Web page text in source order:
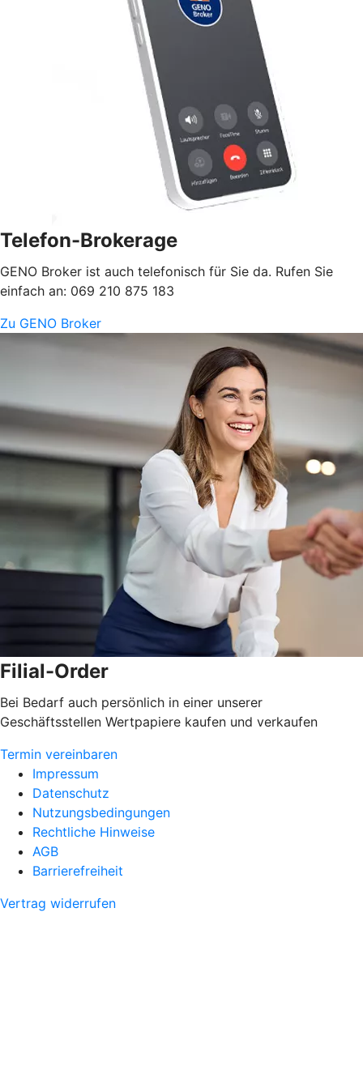
Telefon-Brokerage
GENO Broker ist auch telefonisch für Sie da. Rufen Sie
einfach an: 069 210 875 183
Zu GENO Broker
Filial-Order
Bei Bedarf auch persönlich in einer unserer
Geschäftsstellen Wertpapiere kaufen und verkaufen
Termin vereinbaren
Impressum
Datenschutz
Nutzungsbedingungen
Rechtliche Hinweise
AGB
Barrierefreiheit
Vertrag widerrufen